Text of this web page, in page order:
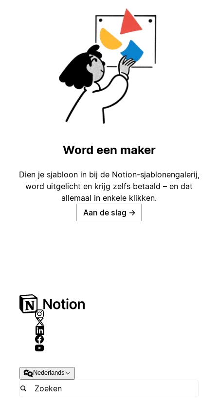
Word een maker
Dien je sjabloon in bij de Notion-sjablonengalerij,
word uitgelicht en krijg zelfs betaald – en dat
allemaal in enkele klikken.
Aan de slag →
Nederlands